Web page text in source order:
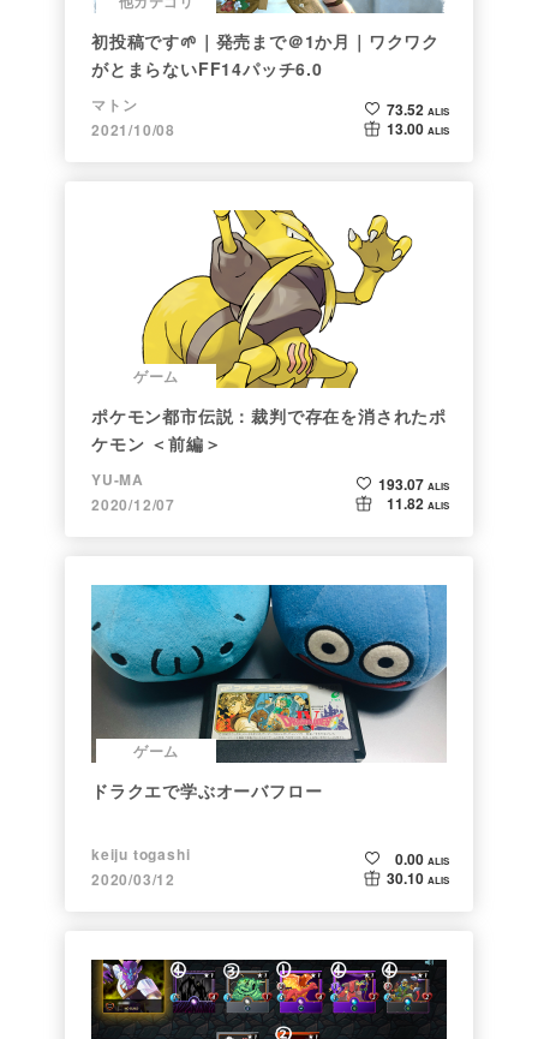
初投稿です🌱｜発売まで＠1か月｜ワクワク
がとまらないFF14パッチ6.0
マトン
2021/10/08
73.52 ALIS
13.00 ALIS
ゲーム
ポケモン都市伝説：裁判で存在を消されたポ
ケモン ＜前編＞
YU-MA
2020/12/07
193.07 ALIS
11.82 ALIS
ゲーム
ドラクエで学ぶオーバフロー
keiju togashi
2020/03/12
0.00 ALIS
30.10 ALIS